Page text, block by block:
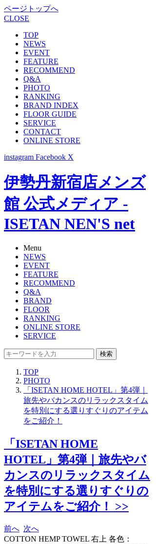
ページトップへ
CLOSE
TOP
NEWS
EVENT
FEATURE
RECOMMEND
Q&A
PHOTO
RANKING
BRAND INDEX
FLOOR GUIDE
SERVICE
CONTACT
ONLINE STORE
instagram Facebook X
伊勢丹新宿店メンズ
館 公式メディア -
ISETAN NEN'S net
Menu
NEWS
EVENT
FEATURE
RECOMMEND
Q&A
BRAND
FLOOR
RANKING
ONLINE STORE
SERVICE
検索
TOP
PHOTO
「ISETAN HOME HOTEL」第4弾｜
旅先やバカンスのリラックスタイム
を特別にする選りすぐりのアイテム
をご紹介！
「ISETAN HOME
HOTEL」第4弾｜旅先やバ
カンスのリラックスタイム
を特別にする選りすぐりの
アイテムをご紹介！ >>
前へ 次へ
COTTON HEMP TOWEL​ 右上 各色：